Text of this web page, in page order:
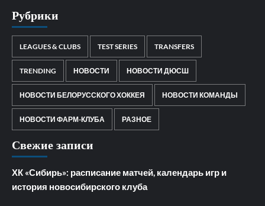
Рубрики
LEAGUES & CLUBS TEST SERIES TRANSFERS
TRENDING НОВОСТИ НОВОСТИ ДЮСШ
НОВОСТИ БЕЛОРУССКОГО ХОККЕЯ НОВОСТИ КОМАНДЫ
НОВОСТИ ФАРМ-КЛУБА РАЗНОЕ
Свежие записи
ХК «Сибирь»: расписание матчей, календарь игр и
история новосибирского клуба